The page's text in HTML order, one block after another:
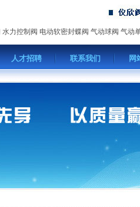
水力控制阀 电动软密封蝶阀 气动球阀 气动
人才招聘 联系我们 网